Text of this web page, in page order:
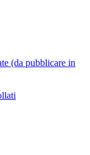
(da pubblicare in